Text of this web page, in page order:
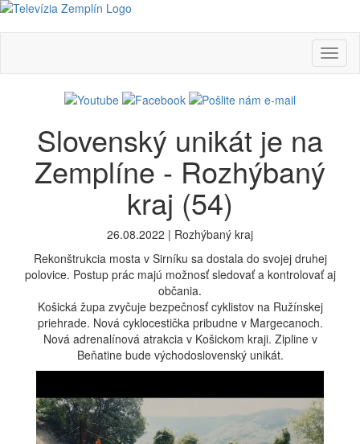
Slovenský unikát je na
Zemplíne - Rozhýbaný
kraj (54)
26.08.2022 | Rozhýbaný kraj
Rekonštrukcia mosta v Sirníku sa dostala do svojej druhej
polovice. Postup prác majú možnosť sledovať a kontrolovať aj
občania.
Košická župa zvyčuje bezpečnosť cyklistov na Ružínskej
priehrade. Nová cyklocestička pribudne v Margecanoch.
Nová adrenalínová atrakcia v Košickom kraji. Zipline v
Beňatine bude východoslovenský unikát.